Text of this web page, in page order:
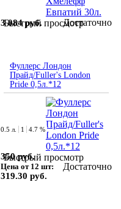
Быстрый просмотр
3 084 руб. Достаточно
Фуллерс Лондон
Прайд/Fuller's London
Pride 0,5л.*12
Быстрый просмотр
0.5 л. 1 4.7 %
350 руб.
Цена от 12 шт:
319.30 руб.
Достаточно